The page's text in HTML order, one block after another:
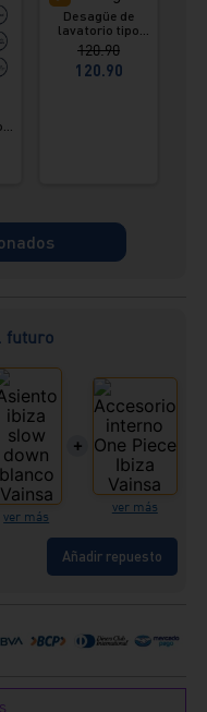
Desagüe de
lavatorio tipo
push universal
Vainsa
120.90
120.90
futuro
ver más
+
ver más
Añadir repuesto